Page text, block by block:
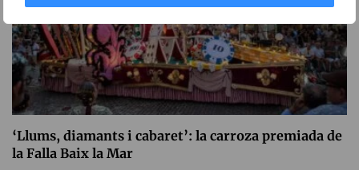
‘Llums, diamants i cabaret’: la carroza premiada de
la Falla Baix la Mar